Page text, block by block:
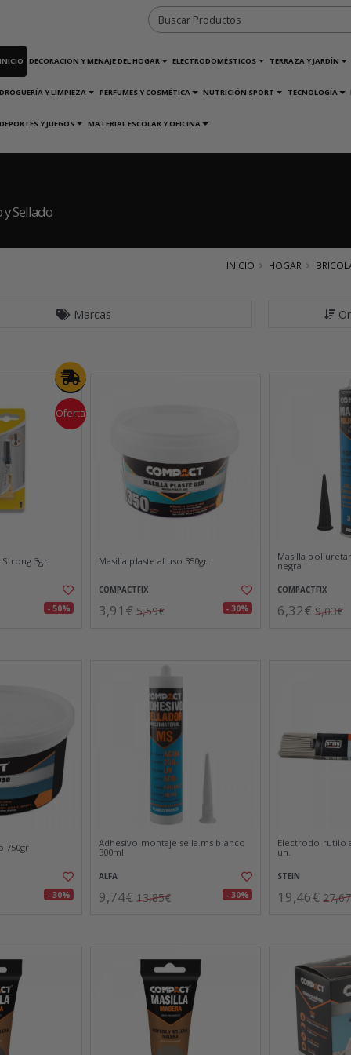
INICIO DECORACION Y MENAJE DEL HOGAR ELECTRODOMÉSTICOS TERRAZA Y JARDÍN
DROGUERÍA Y LIMPIEZA PERFUMES Y COSMÉTICA NUTRICIÓN SPORT TECNOLOGÍA
DEPORTES Y JUEGOS MATERIAL ESCOLAR Y OFICINA
Sellado
INICIO HOGAR
Marcas
Oferta
3gr.
- 50%
Masilla plaste al uso 350gr.
COMPACTFIX
3,91€ 5,59€ - 30%
Masilla
negra
COMPACTFIX
6,32€ 9,03€
750gr.
- 30%
Adhesivo montaje sella.ms blanco
300ml.
ALFA
9,74€ 13,85€ - 30%
Electrodo rutilo
un.
STEIN
19,46€